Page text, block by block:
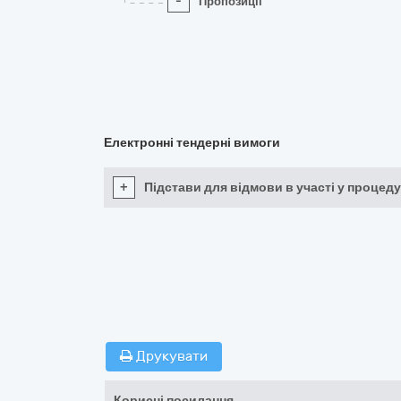
Електронні тендерні вимоги
+ Підстави для відмови в участі у
Друкувати